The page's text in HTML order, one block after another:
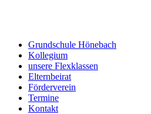
Grundschule Hönebach
Kollegium
unsere Flexklassen
Elternbeirat
Förderverein
Termine
Kontakt